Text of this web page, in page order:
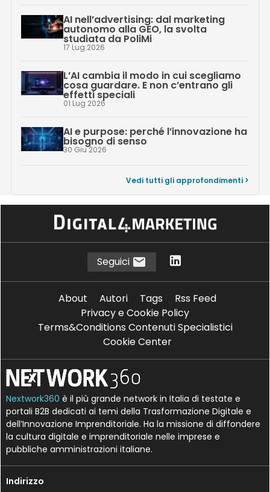
AI nell’advertising: dal marketing
autonomo alla GEO, la svolta
studiata da PoliMi
17 Lug 2026
L’AI cambia il modo in cui scegliamo
cosa guardare. E non c’entrano gli
effetti speciali
01 Lug 2026
AI e purpose: perché l’innovazione ha
bisogno di senso
30 Giu 2026
Vedi tutti gli approfondimenti >
Seguici
About Autori Tags
Rss Feed
Privacy e Cookie Policy
Terms&Conditions Contenuti Specialistici
Cookie Center
Nextwork360 è il più grande network in Italia di testate e
portali B2B dedicati ai temi della Trasformazione Digitale e
dell’Innovazione Imprenditoriale. Ha la missione di diffondere
la cultura digitale e imprenditoriale nelle imprese e
pubbliche amministrazioni italiane.
Indirizzo